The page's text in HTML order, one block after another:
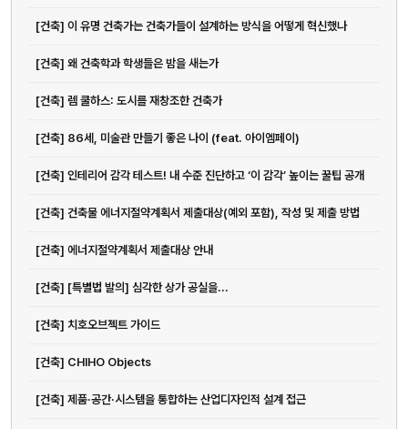
[건축] 이 유명 건축가는 건축가들이 설계하는 방식을 어떻게 혁신했나
[건축] 왜 건축학과 학생들은 밤을 새는가
[건축] 렘 쿨하스: 도시를 재창조한 건축가
[건축] 86세, 미술관 만들기 좋은 나이 (feat. 아이엠페이)
[건축] 인테리어 감각 테스트! 내 수준 진단하고 ‘이 감각’ 높이는 꿀팁 공개
[건축] 건축물 에너지절약계획서 제출대상(예외 포함), 작성 및 제출 방법
[건축] 에너지절약계획서 제출대상 안내
[건축] [특별법 발의] 심각한 상가 공실을...
[건축] 치호오브젝트 가이드
[건축] CHIHO Objects
[건축] 제품·공간·시스템을 통합하는 산업디자인적 설계 접근